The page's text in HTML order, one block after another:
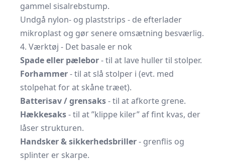
gammel sisalrebstump.
Undgå nylon- og plaststrips - de efterlader
mikroplast og gør senere omsætning besværlig.
4. Værktøj - Det basale er nok
Spade eller pælebor- til at lave huller til stolper.
Forhammer- til at slå stolper i (evt. med
stolpehat for at skåne træet).
Batterisav / grensaks- til at afkorte grene.
Hækkesaks- til at ”klippe kiler” af fint kvas, der
låser strukturen.
Handsker & sikkerhedsbriller- grenflis og
splinter er skarpe.